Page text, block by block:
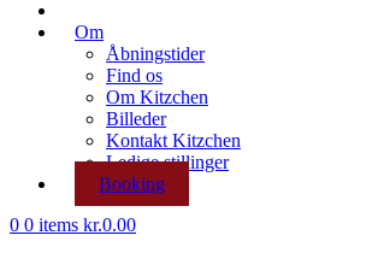
Om
Åbningstider
Find os
Om Kitzchen
Billeder
Kontakt Kitzchen
Ledige stillinger
Booking
0 0 items kr.0.00